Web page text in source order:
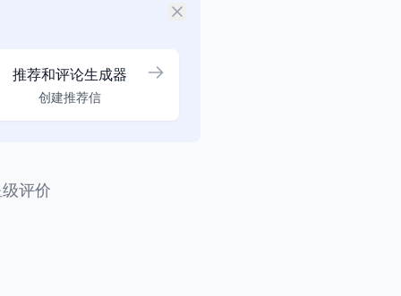
推荐和评论生成器
创建推荐信
评价